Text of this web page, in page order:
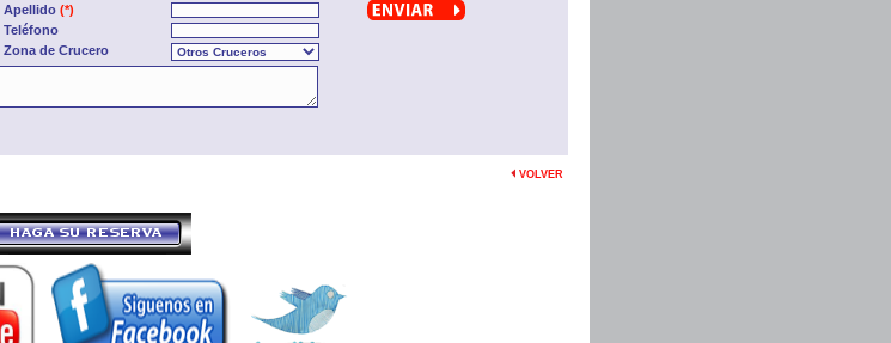
Apellido(*)
Teléfono
Zona de Crucero
VOLVER